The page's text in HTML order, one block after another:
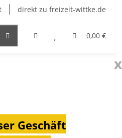
direkt zu freizeit-wittke.de
0,00 €
Heizungen für Ihren
x
Geschäft